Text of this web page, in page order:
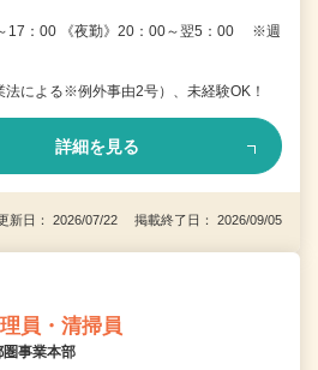
～17：00 《夜勤》20：00～翌5：00 ※週
法による※例外事由2号）、未経験OK！
詳細を見る
新日： 2026/07/22 掲載終了日： 2026/09/05
員・清掃員
事業本部